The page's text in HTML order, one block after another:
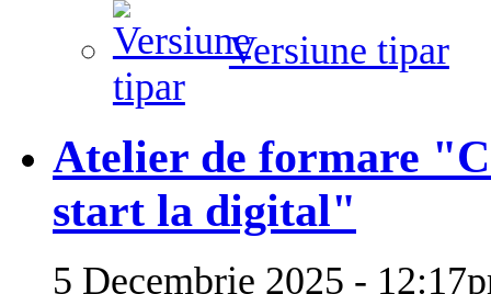
Versiune tipar
Atelier de formare
start la digital"
5 Decembrie 2025 -